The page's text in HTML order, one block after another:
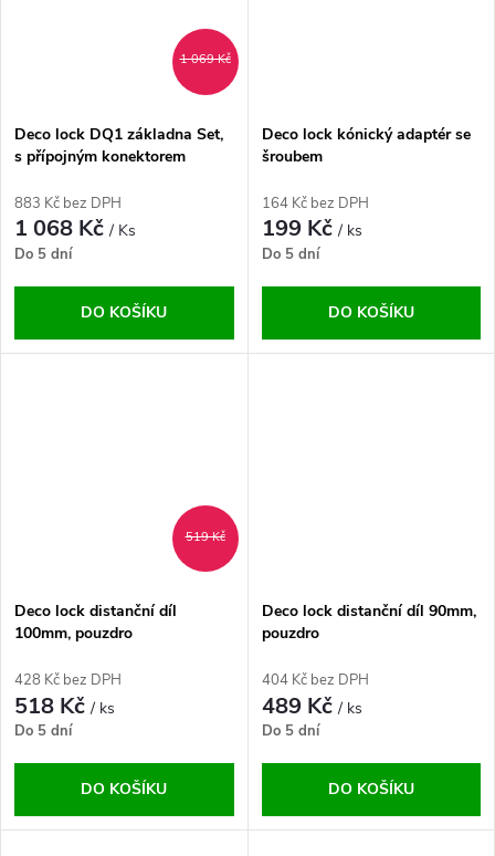
1 069 Kč
Deco lock DQ1 základna Set,
s přípojným konektorem
883 Kč bez DPH
1 068 Kč/ Ks
Do 5 dní
DO KOŠÍKU
Deco lock kónický adaptér se
šroubem
164 Kč bez DPH
199 Kč/ ks
Do 5 dní
DO KOŠÍKU
519 Kč
Deco lock distanční díl
100mm, pouzdro
428 Kč bez DPH
518 Kč/ ks
Do 5 dní
DO KOŠÍKU
Deco lock distanční díl 90mm,
pouzdro
404 Kč bez DPH
489 Kč/ ks
Do 5 dní
DO KOŠÍKU